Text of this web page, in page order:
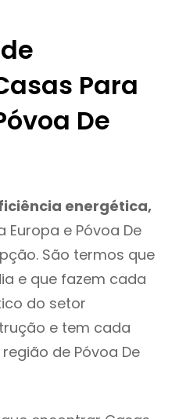
Para
De
energética,
Europa e Póvoa De
São termos que
e que fazem cada
do setor
e tem cada
de Póvoa De